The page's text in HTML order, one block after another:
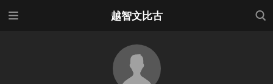
越智文比古
検索